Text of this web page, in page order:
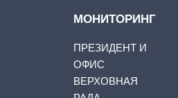
МОНИТОРИНГ
ПРЕЗИДЕНТ И
ОФИС
ВЕРХОВНАЯ